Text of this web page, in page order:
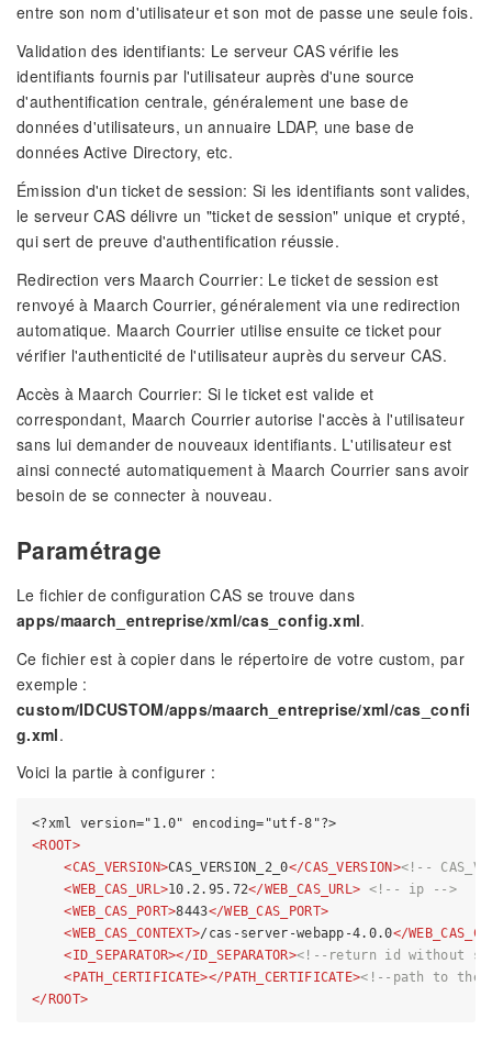
entre son nom d'utilisateur et son mot de passe une seule fois.
Validation des identifiants: Le serveur CAS vérifie les
identifiants fournis par l'utilisateur auprès d'une source
d'authentification centrale, généralement une base de
données d'utilisateurs, un annuaire LDAP, une base de
données Active Directory, etc.
Émission d'un ticket de session: Si les identifiants sont valides,
le serveur CAS délivre un "ticket de session" unique et crypté,
qui sert de preuve d'authentification réussie.
Redirection vers Maarch Courrier: Le ticket de session est
renvoyé à Maarch Courrier, généralement via une redirection
automatique. Maarch Courrier utilise ensuite ce ticket pour
vérifier l'authenticité de l'utilisateur auprès du serveur CAS.
Accès à Maarch Courrier: Si le ticket est valide et
correspondant, Maarch Courrier autorise l'accès à l'utilisateur
sans lui demander de nouveaux identifiants. L'utilisateur est
ainsi connecté automatiquement à Maarch Courrier sans avoir
besoin de se connecter à nouveau.
Paramétrage
Le fichier de configuration CAS se trouve dans
apps/maarch_entreprise/xml/cas_config.xml.
Ce fichier est à copier dans le répertoire de votre custom, par
exemple :
custom/IDCUSTOM/apps/maarch_entreprise/xml/cas_confi
g.xml.
Voici la partie à configurer :
<?xml version="1.0" encoding="utf-8"?>
<ROOT>
<CAS_VERSION>CAS_VERSION_2_0</CAS_VERSION><!--
<WEB_CAS_URL>10.2.95.72</WEB_CAS_URL> <!-- ip -->
<WEB_CAS_PORT>8443</WEB_CAS_PORT>
<WEB_CAS_CONTEXT>/cas-server-webapp-4.0.0</
<ID_SEPARATOR></ID_SEPARATOR><!--return id without
< PATH_CERTIFICATE></PATH_CERTIFICATE><!--path to the
</ ROOT>